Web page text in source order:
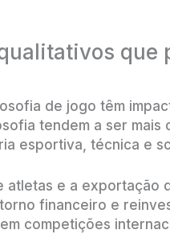
que
de jogo têm
tendem a ser mais
esportiva, técnica e
atletas e a exportação
financeiro e
competições